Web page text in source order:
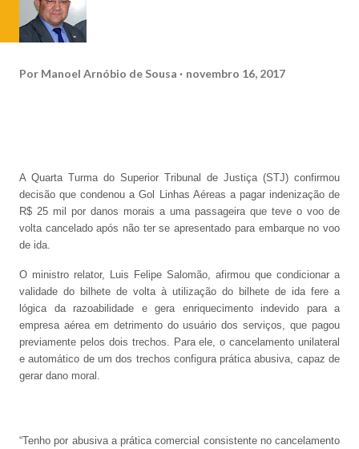
Por Manoel Arnóbio de Sousa novembro 16, 2017
A Quarta Turma do Superior Tribunal de Justiça (STJ) confirmou
decisão que condenou a Gol Linhas Aéreas a pagar indenização de
R$ 25 mil por danos morais a uma passageira que teve o voo de
volta cancelado após não ter se apresentado para embarque no voo
de ida.
O ministro relator, Luis Felipe Salomão, afirmou que condicionar a
validade do bilhete de volta à utilização do bilhete de ida fere a
lógica da razoabilidade e gera enriquecimento indevido para a
empresa aérea em detrimento do usuário dos serviços, que pagou
previamente pelos dois trechos. Para ele, o cancelamento unilateral
e automático de um dos trechos configura prática abusiva, capaz de
gerar dano moral.
“Tenho por abusiva a prática comercial consistente no cancelamento